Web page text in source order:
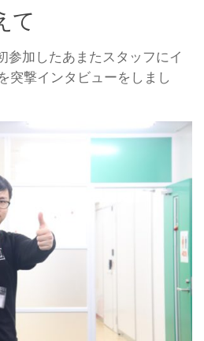
て
参加したあまたスタッフにイ
突撃インタビューをしまし